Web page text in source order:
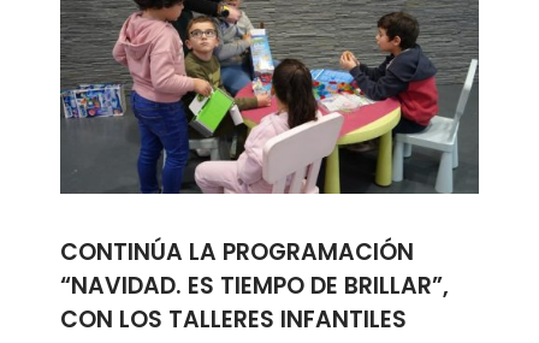
CONTINÚA LA PROGRAMACIÓN
“NAVIDAD. ES TIEMPO DE BRILLAR”,
CON LOS TALLERES INFANTILES